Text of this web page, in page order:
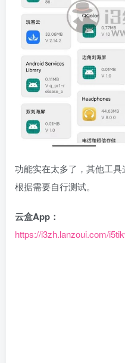
功能实在太多了，其他工
根据需要自行测试。
云盒App：
https://i3zh.lanzoui.com/